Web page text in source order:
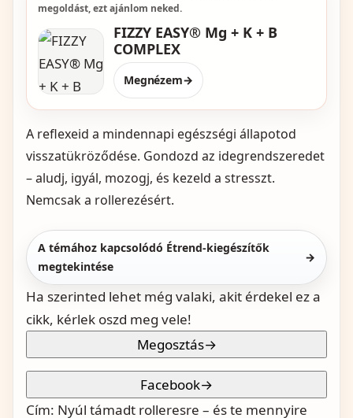
megoldást, ezt ajánlom neked.
FIZZY EASY® Mg + K + B
COMPLEX
Megnézem→
A reflexeid a mindennapi egészségi állapotod
visszatükröződése. Gondozd az idegrendszeredet
– aludj, igyál, mozogj, és kezeld a stresszt.
Nemcsak a rollerezésért.
A témához kapcsolódó Étrend-kiegészítők
megtekintése
→
Ha szerinted lehet még valaki, akit érdekel ez a
cikk, kérlek oszd meg vele!
Megosztás→
Facebook→
Cím: Nyúl támadt rolleresre – és te mennyire